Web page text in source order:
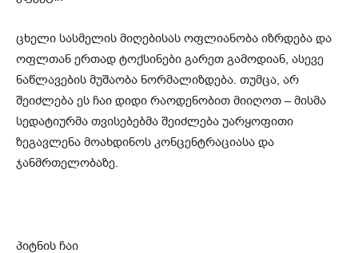
ცხელი სასმელის მიღებისას ოფლიანობა იზრდება და
ოფლთან ერთად ტოქსინები გარეთ გამოდიან, ასევე
ნაწლავების მუშაობა ნორმალიზდება. თუმცა, არ
შეიძლება ეს ჩაი დიდი რაოდენობით მიიღოთ – მისმა
სედატიურმა თვისებებმა შეიძლება უარყოფითი
ზეგავლენა მოახდინოს კონცენტრაციასა და
ჯანმრთელობაზე.
პიტნის ჩაი